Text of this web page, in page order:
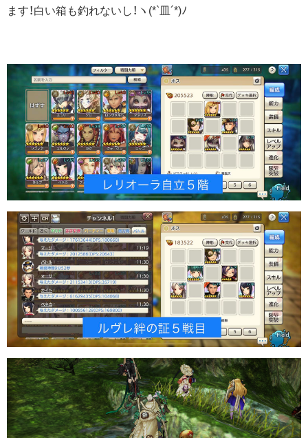
ます！白い箱も釣れないし！ヽ(*`皿´*)ﾉ